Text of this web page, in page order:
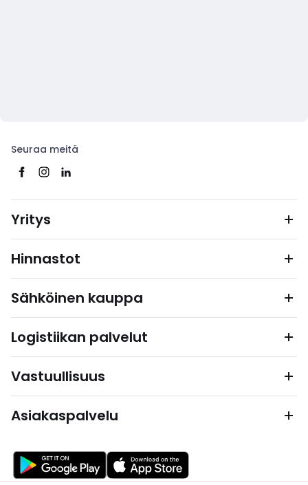
Seuraa meitä
Yritys
Hinnastot
Sähköinen kauppa
Logistiikan palvelut
Vastuullisuus
Asiakaspalvelu